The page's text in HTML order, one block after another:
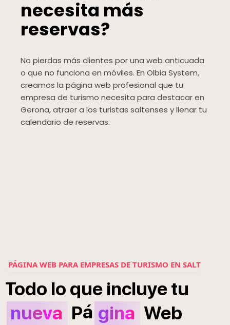
necesita más
reservas?
No pierdas más clientes por una web anticuada
o que no funciona en móviles. En Olbia System,
creamos la página web profesional que tu
empresa de turismo necesita para destacar en
Gerona, atraer a los turistas saltenses y llenar tu
calendario de reservas.
PÁGINA WEB PARA EMPRESAS DE TURISMO EN SALT
Todo lo que incluyetu
nueva Pá gina Web